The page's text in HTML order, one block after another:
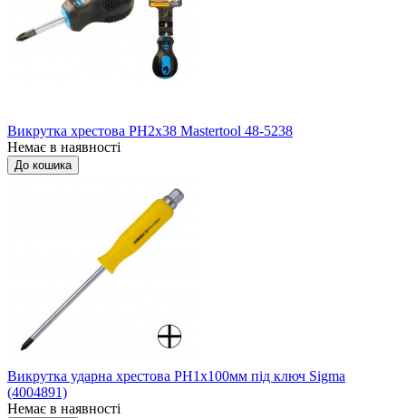
Викрутка хрестова РН2x38 Mastertool 48-5238
Немає в наявності
До кошика
Викрутка ударна хрестова PH1x100мм під ключ Sigma
(4004891)
Немає в наявності